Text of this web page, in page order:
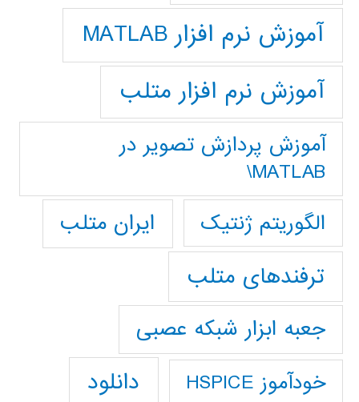
آموزش نرم افزار MATLAB
آموزش نرم افزار متلب
آموزش پردازش تصوير در
MATLAB\
الگوریتم ژنتیک
ایران متلب
ترفندهای متلب
جعبه ابزار شبکه عصبی
خودآموز HSPICE دانلود